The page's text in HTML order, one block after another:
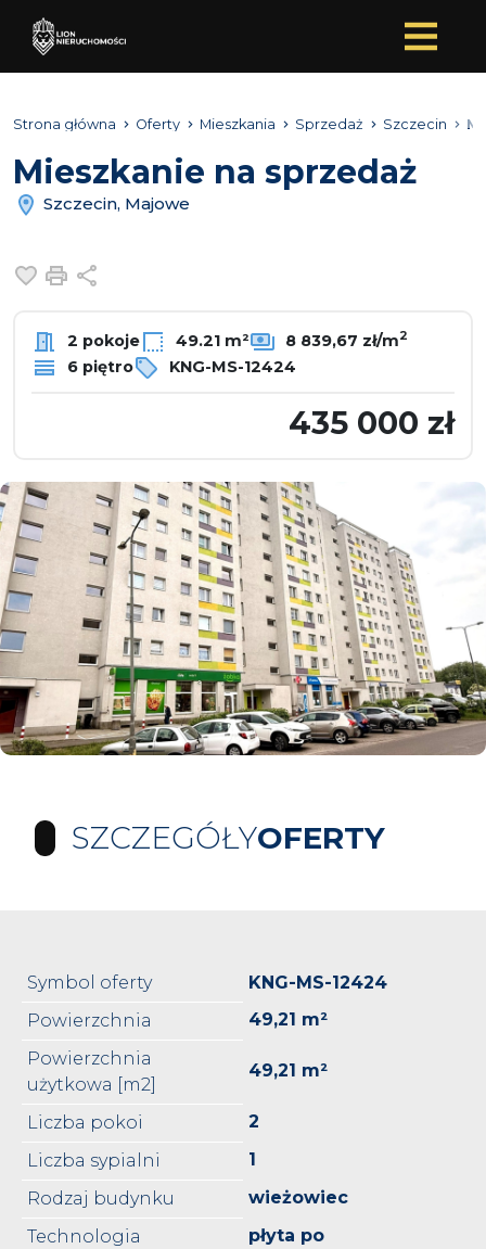
Strona główna Oferty Mieszkania Sprzedaż Szczecin
Mieszkanie na sprzedaż
Szczecin, Majowe
Dodaj do ulubionych
Drukuj
2 pokoje 49.21 m² 8 839,67 zł/m2
6 piętro KNG-MS-12424
435 000 zł
SZCZEGÓŁYOFERTY
Symbol oferty
KNG-MS-12424
Powierzchnia
49,21 m²
Powierzchnia
użytkowa [m2]
49,21 m²
Liczba pokoi
2
Liczba sypialni
1
Rodzaj budynku
wieżowiec
Technologia
płyta po